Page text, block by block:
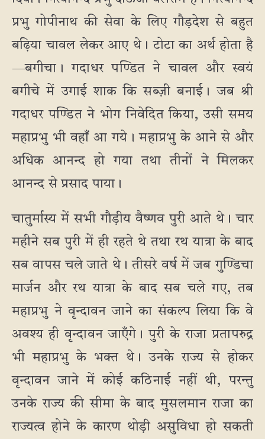
प्रभु गोपीनाथ की सेवा के लिए गौड़देश से बहुत
बढ़िया चावल लेकर आए थे। टोटा का अर्थ होता है
—बगीचा। गदाधर पण्डित ने चावल और स्वयं
बगीचे में उगाई शाक कि सब्ज़ी बनाई। जब श्री
गदाधर पण्डित ने भोग निवेदित किया, उसी समय
महाप्रभु भी वहाँ आ गये। महाप्रभु के आने से और
अधिक आनन्द हो गया तथा तीनों ने मिलकर
आनन्द से प्रसाद पाया।
चातुर्मास्य में सभी गौड़ीय वैष्णव पुरी आते थे। चार
महीने सब पुरी में ही रहते थे तथा रथ यात्रा के बाद
सब वापस चले जाते थे। तीसरे वर्ष में जब गुण्डिचा
मार्जन और रथ यात्रा के बाद सब चले गए, तब
महाप्रभु ने वृन्दावन जाने का संकल्प लिया कि वे
अवश्य ही वृन्दावन जाएँगे। पुरी के राजा प्रतापरुद्र
भी महाप्रभु के भक्त थे। उनके राज्य से होकर
वृन्दावन जाने में कोई कठिनाई नहीं थी, परन्तु
उनके राज्य की सीमा के बाद मुसलमान राजा का
राज्यत्व होने के कारण थोड़ी असुविधा हो सकती